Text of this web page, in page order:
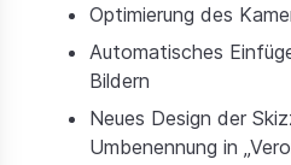
Optimierung des
Automatisches
Bildern
Neues Design der
Umbenennung in